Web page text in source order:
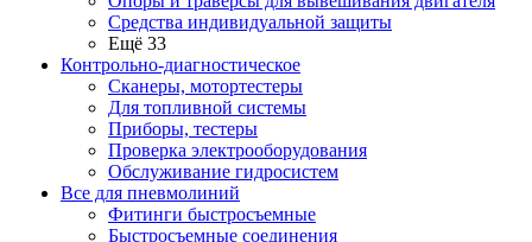
Средства индивидуальной защиты
Ещё 33
Контрольно-диагностическое
Сканеры, мотортестеры
Для топливной системы
Приборы, тестеры
Проверка электрооборудования
Обслуживание гидросистем
Все для пневмолиний
Фитинги быстросъемные
Быстросъемные соединения